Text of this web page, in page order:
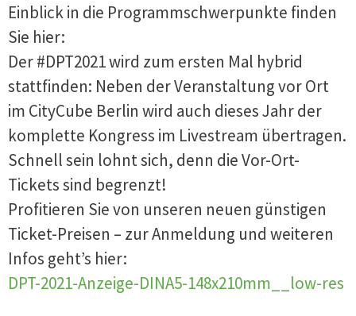
Einblick in die Programmschwerpunkte finden
Sie hier:
Der #DPT2021 wird zum ersten Mal hybrid
stattfinden: Neben der Veranstaltung vor Ort
im CityCube Berlin wird auch dieses Jahr der
komplette Kongress im Livestream übertragen.
Schnell sein lohnt sich, denn die Vor-Ort-
Tickets sind begrenzt!
Profitieren Sie von unseren neuen günstigen
Ticket-Preisen – zur Anmeldung und weiteren
Infos geht’s hier:
DPT-2021-Anzeige-DINA5-148x210mm__low-res